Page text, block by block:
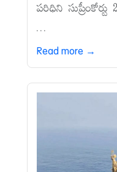
పరిధిని సుప్రీంకోర్టు
...
Read more →